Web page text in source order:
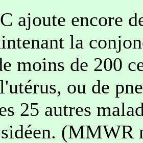
ajoute encore
la
moins de 200
ou de
25 autres
(MMWR